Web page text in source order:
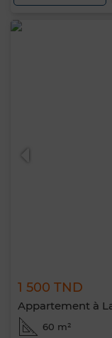
1 500 TND
Appartement à
60 m²